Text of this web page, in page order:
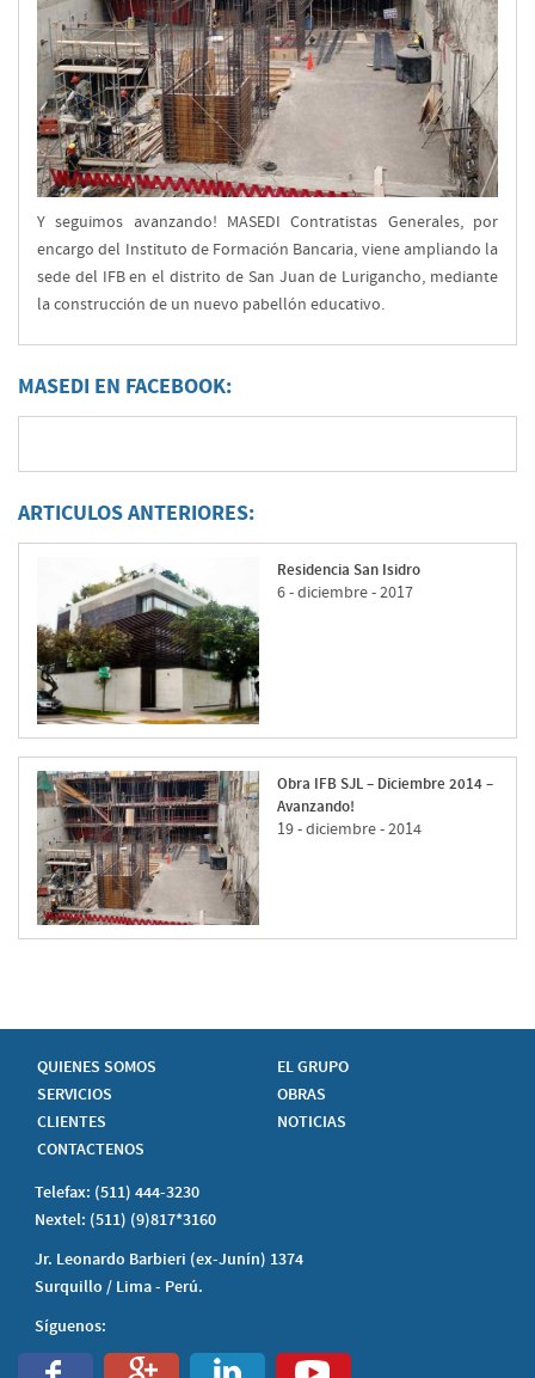
Y seguimos avanzando! MASEDI Contratistas Generales, por
encargo del Instituto de Formación Bancaria, viene ampliando la
sede del IFB en el distrito de San Juan de Lurigancho, mediante
la construcción de un nuevo pabellón educativo.
MASEDI EN FACEBOOK:
ARTICULOS ANTERIORES:
Residencia San Isidro
6 - diciembre - 2017
Obra IFB SJL – Diciembre 2014 –
Avanzando!
19 - diciembre - 2014
QUIENES SOMOS
EL GRUPO
SERVICIOS
OBRAS
CLIENTES
NOTICIAS
CONTACTENOS
Telefax: (511) 444-3230
Nextel: (511) (9)817*3160
Jr. Leonardo Barbieri (ex-Junín) 1374
Surquillo / Lima - Perú.
Síguenos: